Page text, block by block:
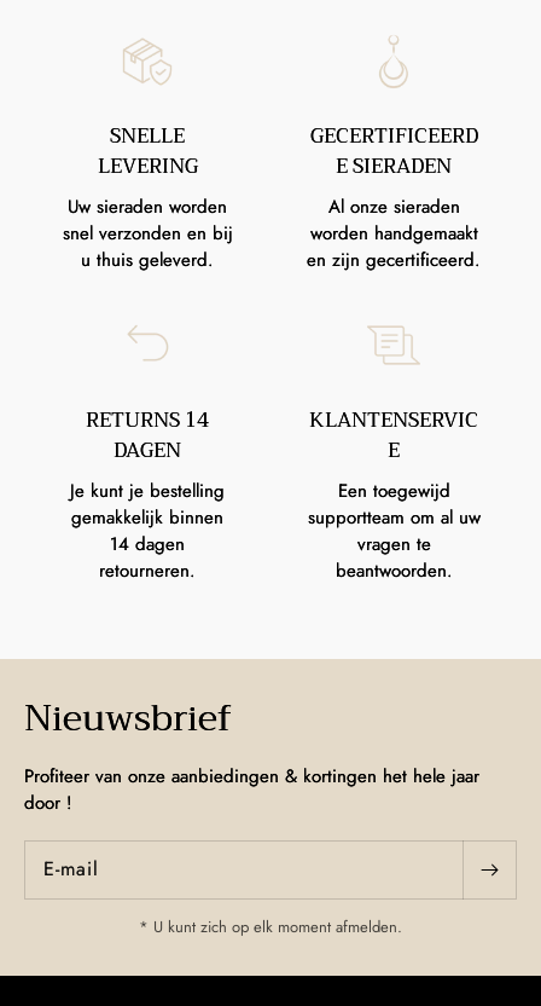
SNELLE
LEVERING
Uw sieraden worden
snel verzonden en bij
u thuis geleverd.
GECERTIFICEERD
E SIERADEN
Al onze sieraden
worden handgemaakt
en zijn gecertificeerd.
RETURNS 14
DAGEN
Je kunt je bestelling
gemakkelijk binnen
14 dagen
retourneren.
KLANTENSERVIC
E
Een toegewijd
supportteam om al uw
vragen te
beantwoorden.
Nieuwsbrief
Profiteer van onze aanbiedingen & kortingen het hele jaar
door !
E‑mail
* U kunt zich op elk moment afmelden.